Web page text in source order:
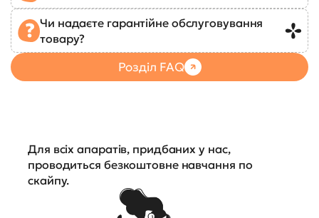
Чи надаєте гарантійне обслуговування
товару?
Розділ FAQ
Для всіх апаратів, придбаних у нас,
проводиться безкоштовне навчання по
скайпу.